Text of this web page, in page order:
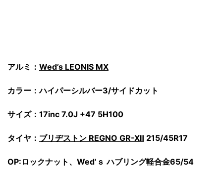
アルミ： Wed’s LEONIS MX
カラー：ハイパーシルバー3/サイドカット
サイズ：17inc 7.0J +47 5H100
タイヤ： ブリヂストン REGNO GR-XⅡ 215/45R17
OP:ロックナット、Wed’ｓ ハブリング軽合金65/54